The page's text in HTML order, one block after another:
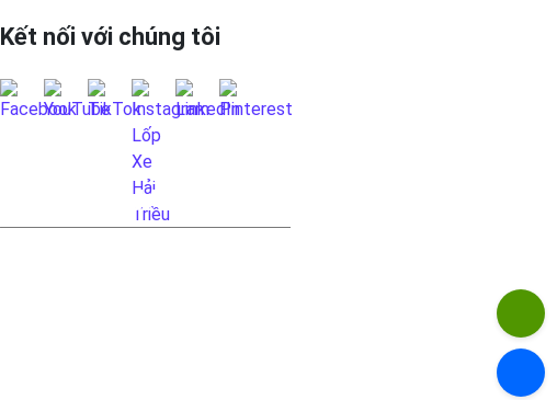
Kết nối với chúng tôi
LIÊN HỆ QUA FANPAGE